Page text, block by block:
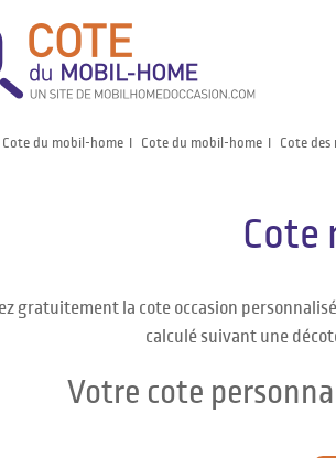
Cote du mobil-home Cote du mobil-home Cote des
Cote
gratuitement la cote occasion
calculé suivant une
Votre cote